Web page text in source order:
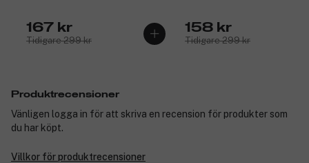
167 kr
Tidigare 299 kr
158 kr
Tidigare 299 kr
Produktrecensioner
Vänligen logga in för att skriva en recension för produkter som
du har köpt.
Villkor för produktrecensioner